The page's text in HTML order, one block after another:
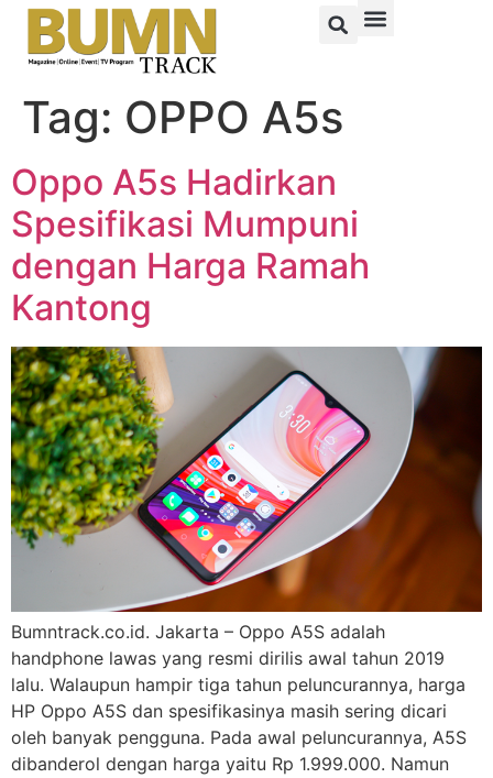
Tag: OPPO A5s
Oppo A5s Hadirkan
Spesifikasi Mumpuni
dengan Harga Ramah
Kantong
Bumntrack.co.id. Jakarta – Oppo A5S adalah
handphone lawas yang resmi dirilis awal tahun 2019
lalu. Walaupun hampir tiga tahun peluncurannya, harga
HP Oppo A5S dan spesifikasinya masih sering dicari
oleh banyak pengguna. Pada awal peluncurannya, A5S
dibanderol dengan harga yaitu Rp 1.999.000. Namun